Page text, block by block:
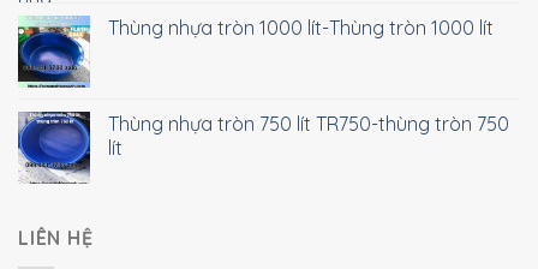
Thùng nhựa tròn 1000 lít-Thùng tròn 1000 lít
Thùng nhựa tròn 750 lít TR750-thùng tròn 750
lít
LIÊN HỆ